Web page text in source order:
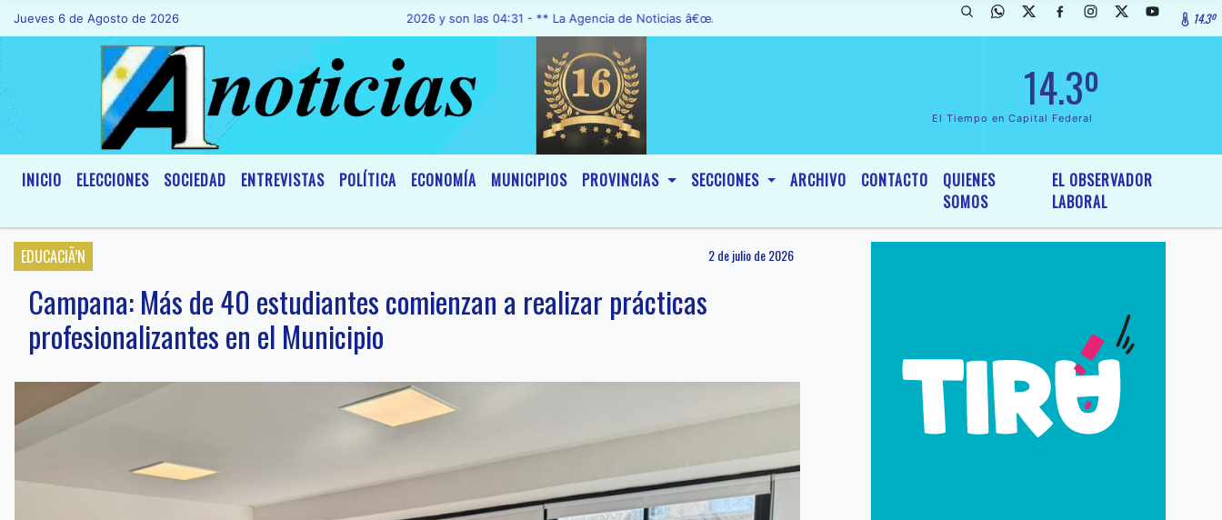
Jueves 6 de Agosto de 2026Hoy es Jueves 6 de Agosto de 2026 y son las 04:31 - ** La Agencia de Noticias â€œA1 Noticiasâ€, fue declarada de InterÃ©s General y Legislativo, por Ordenanza NÂº 6236/19 del14.3º
14.3º
El Tiempo en Capital Federal
INICIO ELECCIONES SOCIEDAD ENTREVISTAS POLÍTICA ECONOMÍA MUNICIPIOS PROVINCIAS SECCIONES ARCHIVO CONTACTO
QUIENES
SOMOS
EL OBSERVADOR
LABORAL
EDUCACIÃ’N 2 de julio de 2026
Campana: Más de 40 estudiantes comienzan a realizar prácticas
profesionalizantes en el Municipio